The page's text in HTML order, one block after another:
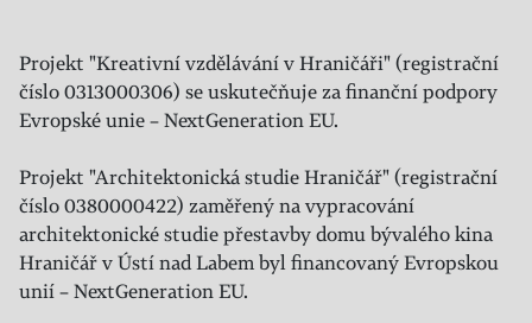
Projekt "Kreativní vzdělávání v Hraničáři" (registrační
číslo 0313000306) se uskutečňuje za finanční podpory
Evropské unie – NextGeneration EU.
Projekt "Architektonická studie Hraničář" (registrační
číslo 0380000422) zaměřený na vypracování
architektonické studie přestavby domu bývalého kina
Hraničář v Ústí nad Labem byl financovaný Evropskou
unií – NextGeneration EU.